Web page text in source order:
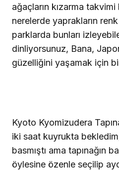
ağaçların kızarma
nerelerde yaprakların
parklarda bunları
dinliyorsunuz, Bana,
güzelliğini yaşamak için
Kyoto Kyomizudera
iki saat kuyrukta
basmıştı ama tapınağın
öylesine özenle seçilip